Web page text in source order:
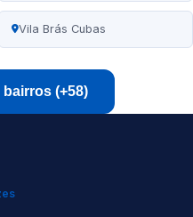
Vila Brás Cubas
(+58)